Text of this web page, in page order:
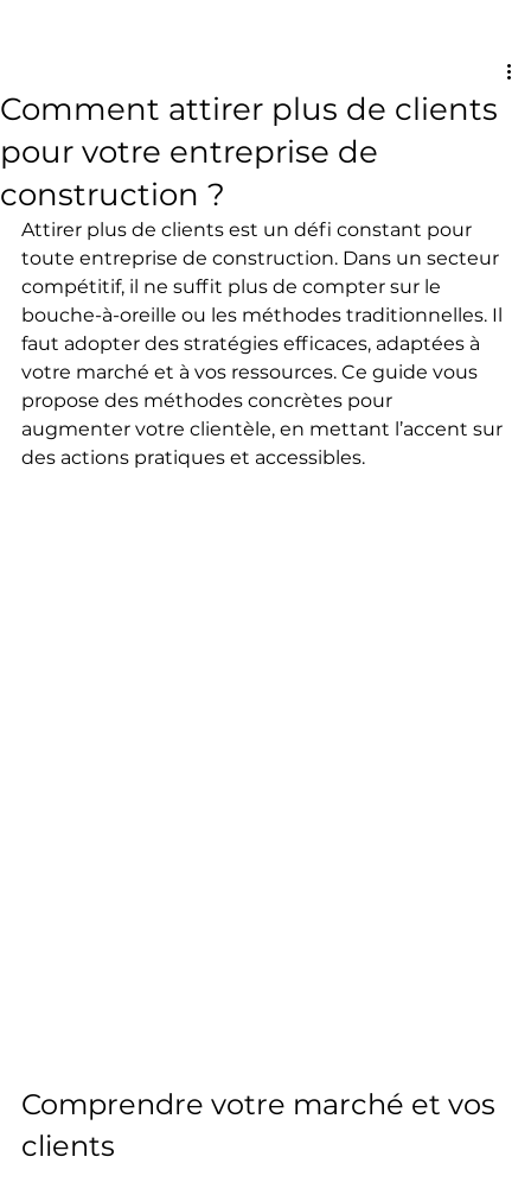
Comment attirer plus de clients
pour votre entreprise de
construction ?
Attirer plus de clients est un défi constant pour
toute entreprise de construction. Dans un secteur
compétitif, il ne suffit plus de compter sur le
bouche-à-oreille ou les méthodes traditionnelles. Il
faut adopter des stratégies efficaces, adaptées à
votre marché et à vos ressources. Ce guide vous
propose des méthodes concrètes pour
augmenter votre clientèle, en mettant l’accent sur
des actions pratiques et accessibles.
Comprendre votre marché et vos
clients